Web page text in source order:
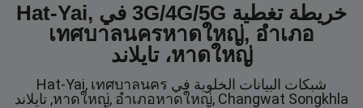
خريطة تغطية 3G/4G/5G في Hat-Yai,
เทศบาลนครหาดใหญ่, อำเภอ
หาดใหญ่، تايلاند
شبكات البيانات الخلوية في Hat-Yai, เทศบาลนคร
หาดใหญ่, อำเภอหาดใหญ่, Changwat Songkhla, تايلاند